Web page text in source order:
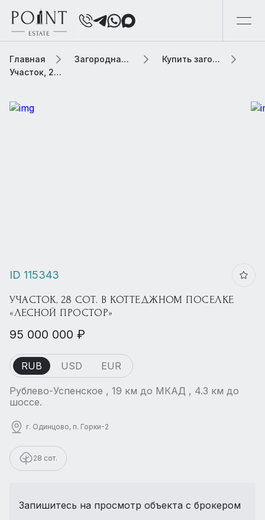
Главная Загородная элитная недвижимость
Купить загородную элитную недвижимость
Участок, 28 сот. В коттеджном поселке «Лесной простор»
ID 115343
УЧАСТОК, 28 СОТ. В КОТТЕДЖНОМ ПОСЕЛКЕ
«ЛЕСНОЙ ПРОСТОР»
95 000 000 ₽
RUB USD EUR
Рублево-Успенское , 19 км до МКАД , 4.3 км до
шоссе.
г. Одинцово, п. Горки-2
28 сот.
Запишитесь на просмотр объекта с брокером